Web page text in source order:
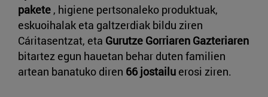
pakete , higiene pertsonaleko produktuak,
eskuoihalak eta galtzerdiak bildu ziren
Cáritasentzat, eta Gurutze Gorriaren Gazteriaren
bitartez egun hauetan behar duten familien
artean banatuko diren 66 jostailu erosi ziren.